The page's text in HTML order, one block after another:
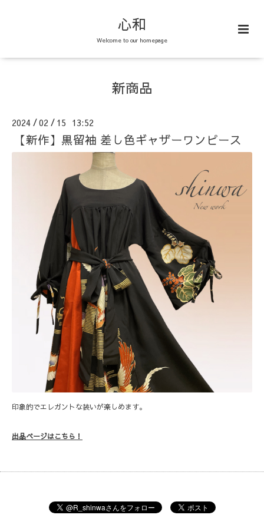
心和
Welcome to our homepage
新商品
2024 /02 / 15 13:52
【新作】黒留袖 差し色ギャザーワンピース
印象的でエレガントな装いが楽しめます。
出品ページはこちら！